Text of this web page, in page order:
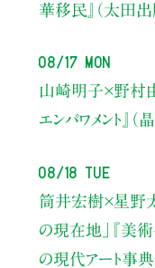
華移民』（太田
08/17 Mon
山崎明子×野村
エンパワメント』
08/18 Tue
筒井宏樹×星野
の現在地」
『美
の現代アート事